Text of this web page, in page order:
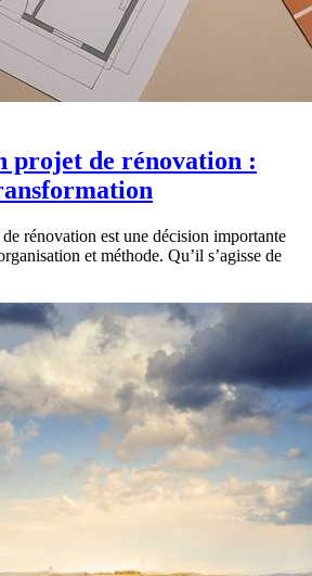
projet de rénovation :
rénovation est une décision importante
et méthode. Qu’il s’agisse de